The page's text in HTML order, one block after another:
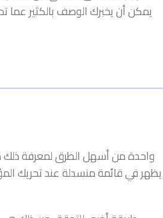
يمكن أن يخبرك الوصف بالكثير
واحدة من أسهل الطرق لمعرفة
يظهر في قائمة منسدلة عند تحريك